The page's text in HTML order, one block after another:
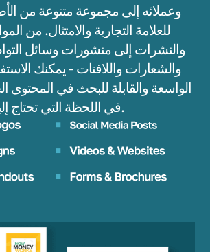
وعملائه إلى مجموعة متنوعة من
للعلامة التجارية والامتثال. من
والنشرات إلى منشورات وسائل
والشعارات واللافتات - يمكنك
الواسعة والقابلة للبحث في المحتوى
في اللحظة التي تحتاج إليها.